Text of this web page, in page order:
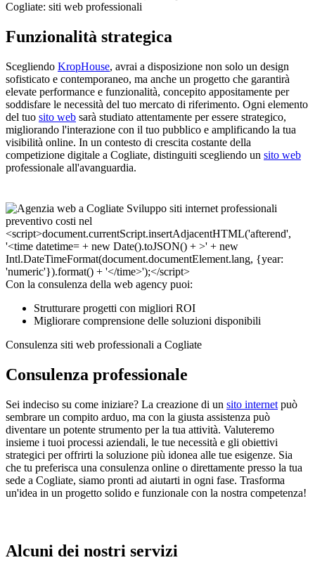
Cogliate: siti web professionali
Funzionalità strategica
Scegliendo KropHouse, avrai a disposizione non solo un design
sofisticato e contemporaneo, ma anche un progetto che garantirà
elevate performance e funzionalità, concepito appositamente per
soddisfare le necessità del tuo mercato di riferimento. Ogni elemento
del tuo sito web sarà studiato attentamente per essere strategico,
migliorando l'interazione con il tuo pubblico e amplificando la tua
visibilità online. In un contesto di crescita costante della
competizione digitale a Cogliate, distinguiti scegliendo un sito web
professionale all'avanguardia.
Con la consulenza della web agency puoi:
Strutturare progetti con migliori ROI
Migliorare comprensione delle soluzioni disponibili
Consulenza siti web professionali a Cogliate
Consulenza professionale
Sei indeciso su come iniziare? La creazione di un sito internet può
sembrare un compito arduo, ma con la giusta assistenza può
diventare un potente strumento per la tua attività. Valuteremo
insieme i tuoi processi aziendali, le tue necessità e gli obiettivi
strategici per offrirti la soluzione più idonea alle tue esigenze. Sia
che tu preferisca una consulenza online o direttamente presso la tua
sede a Cogliate, siamo pronti ad aiutarti in ogni fase. Trasforma
un'idea in un progetto solido e funzionale con la nostra competenza!
Alcuni dei nostri servizi